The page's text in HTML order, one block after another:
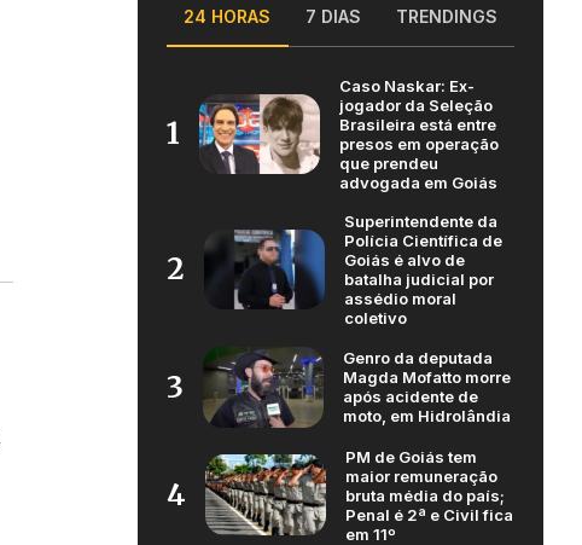
24 HORAS 7 DIAS TRENDINGS
1
Caso Naskar: Ex-
jogador da Seleção
Brasileira está entre
presos em operação
que prendeu
advogada em Goiás
2
Superintendente da
Polícia Científica de
Goiás é alvo de
batalha judicial por
assédio moral
coletivo
3
Genro da deputada
Magda Mofatto morre
após acidente de
moto, em Hidrolândia
4
PM de Goiás tem
maior remuneração
bruta média do país;
Penal é 2ª e Civil fica
em 11º